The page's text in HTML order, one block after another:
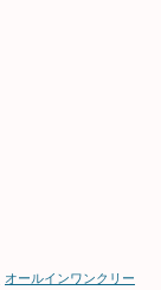
オールインワンクリー